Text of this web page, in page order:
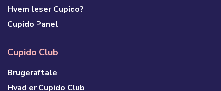
Hvem leser Cupido?
Cupido Panel
Cupido Club
Brugeraftale
Hvad er Cupido Club